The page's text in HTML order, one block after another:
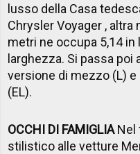
lusso della Casa
Chrysler Voyager ,
metri ne occupa 5,14 in
larghezza. Si passa poi
versione di mezzo (L) e
(EL).
OCCHI DI FAMIGLIANel
stilistico alle vetture